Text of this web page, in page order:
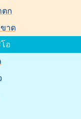
ตก
าด
อ